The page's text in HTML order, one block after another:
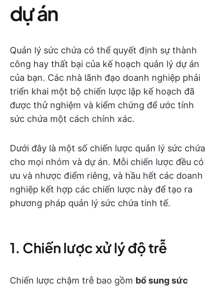
dự án
Quản lý sức chứa có thể quyết định sự thành
công hay thất bại của kế hoạch quản lý dự án
của bạn. Các nhà lãnh đạo doanh nghiệp phải
triển khai một bộ chiến lược lập kế hoạch đã
được thử nghiệm và kiểm chứng để ước tính
sức chứa một cách chính xác.
Dưới đây là một số chiến lược quản lý sức chứa
cho mọi nhóm và dự án. Mỗi chiến lược đều có
ưu và nhược điểm riêng, và hầu hết các doanh
nghiệp kết hợp các chiến lược này để tạo ra
phương pháp quản lý sức chứa tinh tế.
1. Chiến lược xử lý độ trễ
Chiến lược chậm trễ bao gồm bổ sung sức